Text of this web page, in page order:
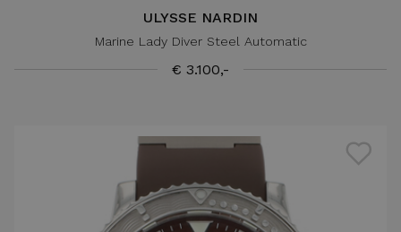
ULYSSE NARDIN
Marine Lady Diver Steel Automatic
€ 3.100,-